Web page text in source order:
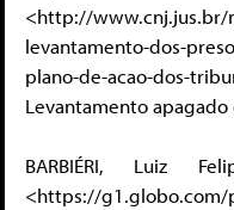
<http://www.cnj.jus.br/
levantamento-dos-
plano-de-acao-dos-
Levantamento
BARBIÉRI, Luiz
<https://